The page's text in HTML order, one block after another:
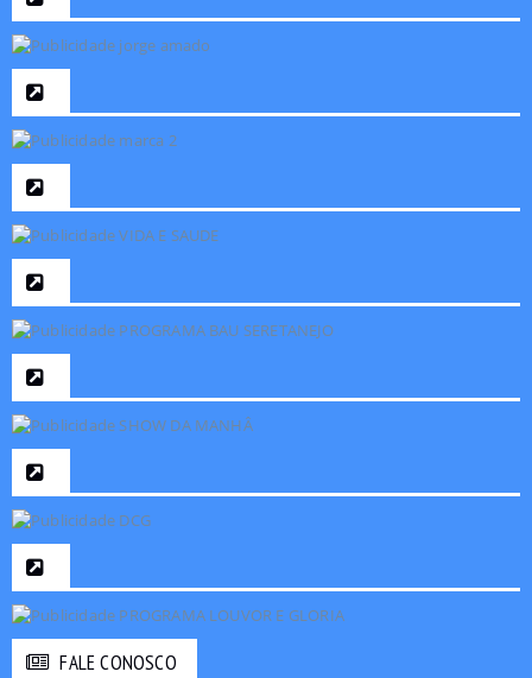
FALE CONOSCO